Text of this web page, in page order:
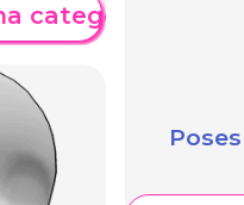
categoria